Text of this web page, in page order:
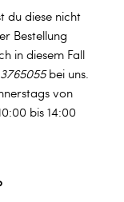
du diese nicht
Bestellung
in diesem Fall
3765055bei uns.
von
bis 14:00